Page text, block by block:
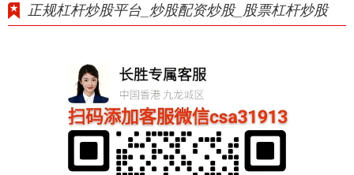
正规杠杆炒股平台_炒股配资炒股_股票杠杆炒股